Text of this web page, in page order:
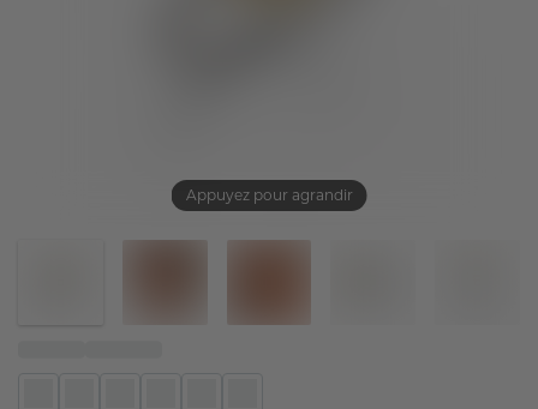
Appuyez pour agrandir